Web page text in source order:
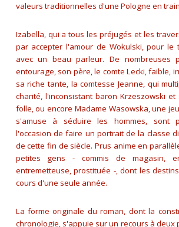
valeurs traditionnelles d'une Pologne en
Izabella, qui a tous les préjugés et les
par accepter l'amour de Wokulski, pour le
avec un beau parleur. De nombreuses
entourage, son père, le comte Lecki, faible,
sa riche tante, la comtesse Jeanne, qui
charité, l'inconsistant baron Krzeszowski
folle, ou encore Madame Wasowska, une
s'amuse à séduire les hommes, sont
l'occasion de faire un portrait de la classe
de cette fin de siècle. Prus anime en
petites gens - commis de magasin,
entremetteuse, prostituée -, dont les
cours d'une seule année.
La forme originale du roman, dont la
chronologie, s'appuie sur un recours à deux